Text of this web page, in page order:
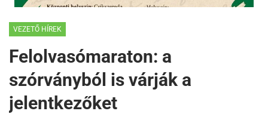
VEZETŐ HÍREK
Felolvasómaraton: a
szórványból is várják a
jelentkezőket